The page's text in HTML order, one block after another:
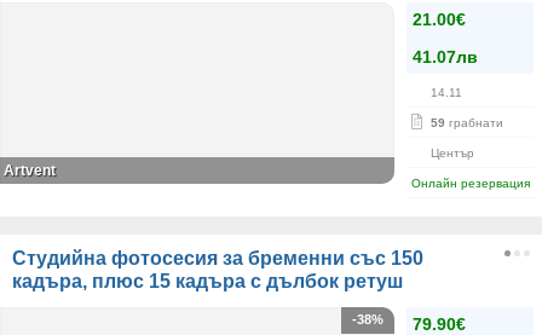
21.00€
41.07лв
14.11
59 грабнати
Център
Онлайн резервация
Artvent
Студийна фотосесия за бременни със 150
кадъра, плюс 15 кадъра с дълбок ретуш
79.90€
-38%